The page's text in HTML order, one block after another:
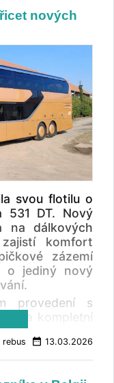
nových
svou flotilu o
531 DT. Nový
na dálkových
komfort
zázemí
o jediný nový
provedení s
kompletní
systémů.
úroveň
– součástí je
rebus date_range 13.03.2026